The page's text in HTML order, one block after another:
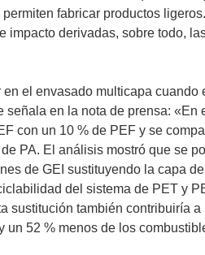
fabricar productos
impacto derivadas, sobre todo,
el envasado multicapa
señala en la nota de prensa:
con un 10 % de PEF y se
PA. El análisis mostró que se
de GEI sustituyendo la capa
del sistema de PET y
sustitución también contribuiría
un 52 % menos de los